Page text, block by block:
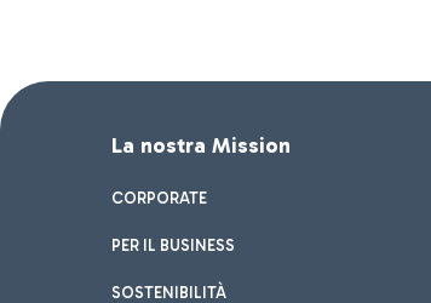
La nostra Mission
CORPORATE
PER IL BUSINESS
SOSTENIBILITÀ